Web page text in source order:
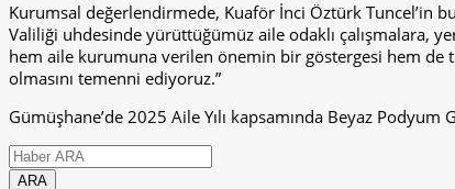
Kurumsal değerlendirmede, Kuaför İnci Öztürk Tuncel’in
Valiliği uhdesinde yürüttüğümüz aile odaklı çalışmalara,
hem aile kurumuna verilen önemin bir göstergesi hem de
olmasını temenni ediyoruz.”
Gümüşhane’de 2025 Aile Yılı kapsamında Beyaz